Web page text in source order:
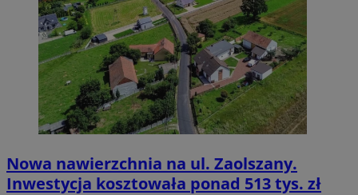
Nowa nawierzchnia na ul. Zaolszany.
Inwestycja kosztowała ponad 513 tys. zł